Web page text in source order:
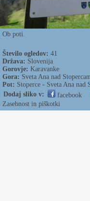
Ob poti.
Število ogledov: 41
Država: Slovenija
Gorovje: Karavanke
Gora: Sveta Ana nad
Pot: Stoperce - Sveta Ana nad
Dodaj sliko v:
facebook
Zasebnost in piškotki